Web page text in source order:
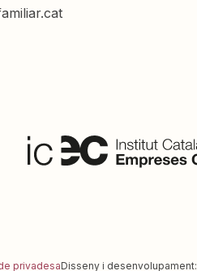
privadesaDisseny i desenvolupament: